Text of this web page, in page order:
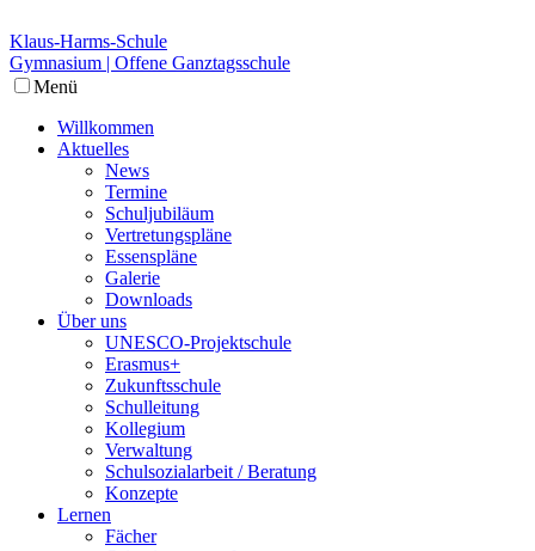
Klaus-Harms-Schule
Gymnasium | Offene Ganztagsschule
Menü
Willkommen
Aktuelles
News
Termine
Schuljubiläum
Vertretungspläne
Essenspläne
Galerie
Downloads
Über uns
UNESCO-Projektschule
Erasmus+
Zukunftsschule
Schulleitung
Kollegium
Verwaltung
Schulsozialarbeit / Beratung
Konzepte
Lernen
Fächer